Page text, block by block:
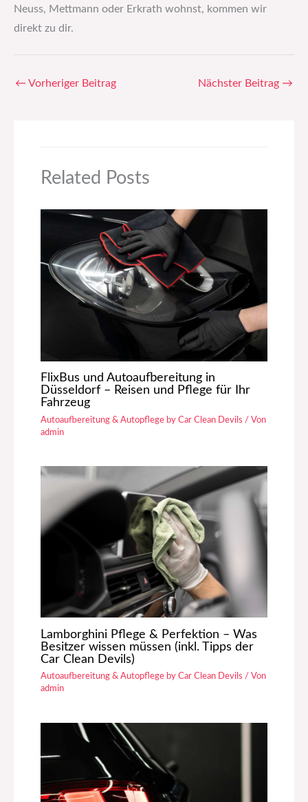
Neuss, Mettmann oder Erkrath wohnst, kommen wir
direkt zu dir.
← Vorheriger Beitrag Nächster Beitrag →
Related Posts
FlixBus und Autoaufbereitung in
Düsseldorf – Reisen und Pflege für Ihr
Fahrzeug
Autoaufbereitung & Autopflege by Car Clean Devils / Von
admin
Lamborghini Pflege & Perfektion – Was
Besitzer wissen müssen (inkl. Tipps der
Car Clean Devils)
Autoaufbereitung & Autopflege by Car Clean Devils / Von
admin